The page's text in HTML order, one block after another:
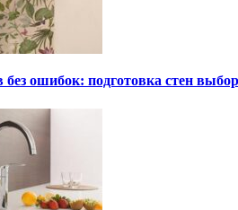
без ошибок: подготовка стен